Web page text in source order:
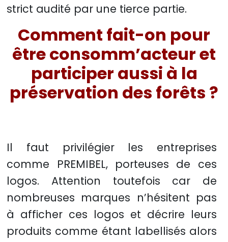
strict audité par une tierce partie.
Comment fait-on pour
être consomm’acteur et
participer aussi à la
préservation des forêts ?
Il faut privilégier les entreprises
comme PREMIBEL, porteuses de ces
logos. Attention toutefois car de
nombreuses marques n’hésitent pas
à afficher ces logos et décrire leurs
produits comme étant labellisés alors